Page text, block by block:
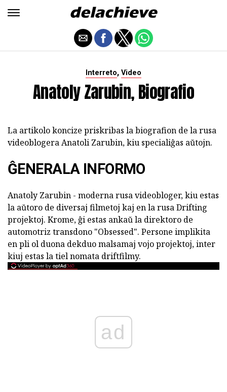
Interreto, Video
Anatoly Zarubin, Biografio
La artikolo koncize priskribas la biografion de la rusa
videoblogera Anatoli Zarubin, kiu specialiĝas aŭtojn.
ĜENERALA INFORMO
Anatoly Zarubin - moderna rusa videobloger, kiu estas
la aŭtoro de diversaj filmetoj kaj en la rusa Drifting
projektoj. Krome, ĝi estas ankaŭ la direktoro de
automotriz transdono "Obsessed". Persone implikita
en pli ol duona dekduo malsamaj vojo projektoj, inter
kiuj estas la tiel nomata driftfilmy.
ad